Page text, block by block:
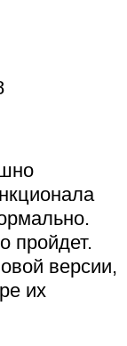
пройдет.
версии,
их